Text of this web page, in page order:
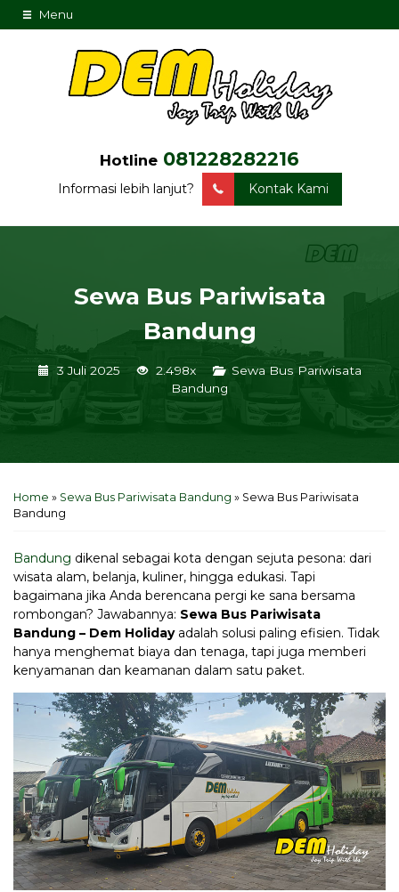
Menu
Hotline 081228282216
Informasi lebih lanjut? Kontak Kami
Sewa Bus Pariwisata
Bandung
3 Juli 2025 2.498x
Sewa Bus Pariwisata
Bandung
Home » Sewa Bus Pariwisata Bandung » Sewa Bus Pariwisata
Bandung
Bandung dikenal sebagai kota dengan sejuta pesona: dari
wisata alam, belanja, kuliner, hingga edukasi. Tapi
bagaimana jika Anda berencana pergi ke sana bersama
rombongan? Jawabannya: Sewa Bus Pariwisata
Bandung – Dem Holiday adalah solusi paling efisien. Tidak
hanya menghemat biaya dan tenaga, tapi juga memberi
kenyamanan dan keamanan dalam satu paket.